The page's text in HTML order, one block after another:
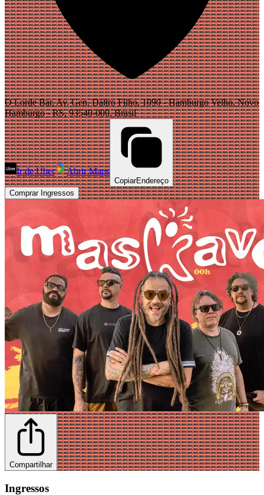
O Lorde Bar, Av. Gen. Daltro Filho, 1090 - Hamburgo Velho, Novo
Hamburgo - RS, 93540-000, Brasil
Ir de Uber Abrir Maps
CopiarEndereço
Comprar Ingressos
Compartilhar
Ingressos